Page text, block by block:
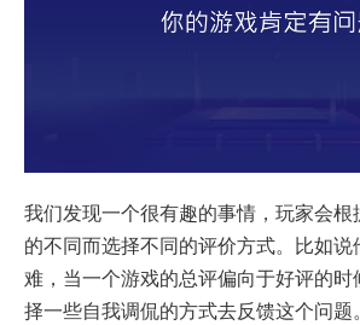
我们发现一个很有趣的事情，玩家会根
的不同而选择不同的评价方式。比如说
难，当一个游戏的总评偏向于好评的
择一些自我调侃的方式去反馈这个问题。